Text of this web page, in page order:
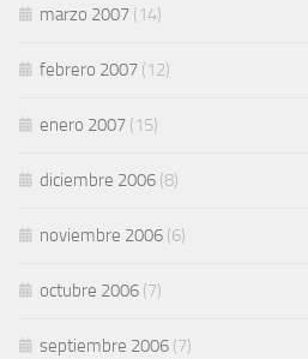
marzo 2007 (14)
febrero 2007 (12)
enero 2007 (15)
diciembre 2006 (8)
noviembre 2006 (6)
octubre 2006 (7)
septiembre 2006 (7)